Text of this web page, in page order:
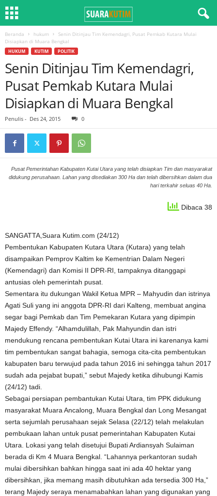
Beranda hukum
Senin Ditinjau Tim Kemendagri, Pusat Pemkab Kutara Mulai
Disiapkan di Muara Bengkal
HUKUM KUTIM POLITIK
Senin Ditinjau Tim Kemendagri,
Pusat Pemkab Kutara Mulai
Disiapkan di Muara Bengkal
Penulis - Des 24, 2015 0
Pusat Pemerintahan Kabupaten Kutai Utara yang telah disiapkan Tim dan masyarakat
didukung perusahaan. Lahan yang disediakan 300 Ha dan telah dibersihkan dalam dua
hari terkahir seluas 40 Ha.
Dibaca 38
SANGATTA,Suara Kutim.com (24/12)
Pembentukan Kabupaten Kutara Utara (Kutara) yang telah
disampaikan Pemprov Kaltim ke Kementrian Dalam Negeri
(Kemendagri) dan Komisi II DPR-RI, tampaknya ditanggapi
antusias oleh pemerintah pusat.
Sementara itu dukungan Wakil Ketua MPR – Mahyudin dan istrinya
Agati Suli yang ini anggota DPR-RI dari Kalteng, membuat angina
segar bagi Pemkab dan Tim Pemekaran Kutara yang dipimpin
Majedy Effendy. “Alhamdulillah, Pak Mahyundin dan istri
mendukung rencana pembentukan Kutai Utara ini karenanya kami
tim pembentukan sangat bahagia, semoga cita-cita pembentukan
kabupaten baru terwujud pada tahun 2016 ini sehingga tahun 2017
sudah ada pejabat bupati,” sebut Majedy ketika dihubungi Kamis
(24/12) tadi.
Sebagai persiapan pembantukan Kutai Utara, tim PPK didukung
masyarakat Muara Ancalong, Muara Bengkal dan Long Mesangat
serta sejumlah perusahaan sejak Selasa (22/12) telah melakulan
pembukaan lahan untuk pusat pemerintahan Kabupaten Kutai
Utara. Lokasi yang telah disetujui Bupati Ardiansyah Sulaiman
berada di Km 4 Muara Bengkal. “Lahannya perkantoran sudah
mulai dibersihkan bahkan hingga saat ini ada 40 hektar yang
dibersihkan, jika memang masih dibutuhkan ada tersedia 300 Ha,”
terang Majedy seraya menamabahkan lahan yang digunakan yang